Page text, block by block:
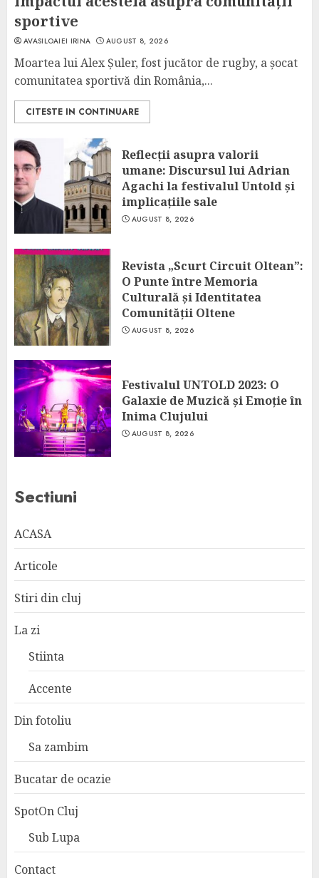
sportive
AVASILOAIEI IRINA AUGUST 8, 2026
Moartea lui Alex Șuler, fost jucător de rugby, a șocat
comunitatea sportivă din România,...
CITESTE IN CONTINUARE
Reflecții asupra valorii
umane: Discursul lui Adrian
Agachi la festivalul Untold și
implicațiile sale
AUGUST 8, 2026
Revista „Scurt Circuit Oltean”:
O Punte între Memoria
Culturală și Identitatea
Comunității Oltene
AUGUST 8, 2026
Festivalul UNTOLD 2023: O
Galaxie de Muzică și Emoție în
Inima Clujului
AUGUST 8, 2026
Sectiuni
ACASA
Articole
Stiri din cluj
La zi
Stiinta
Accente
Din fotoliu
Sa zambim
Bucatar de ocazie
SpotOn Cluj
Sub Lupa
Contact